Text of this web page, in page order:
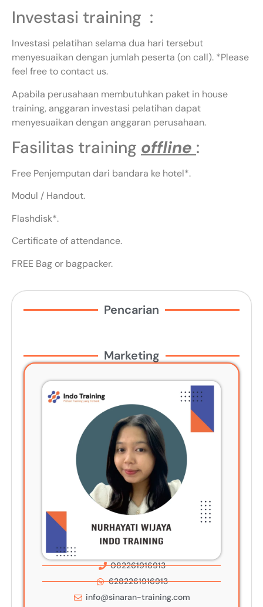
Investasi training :
Investasi pelatihan selama dua hari tersebut
menyesuaikan dengan jumlah peserta (on call). *Please
feel free to contact us.
Apabila perusahaan membutuhkan paket in house
training, anggaran investasi pelatihan dapat
menyesuaikan dengan anggaran perusahaan.
Fasilitas training offline :
Free Penjemputan dari bandara ke hotel*.
Modul / Handout.
Flashdisk*.
Certificate of attendance.
FREE Bag or bagpacker.
Pencarian
Marketing
082261916913
6282261916913
info@sinaran-training.com